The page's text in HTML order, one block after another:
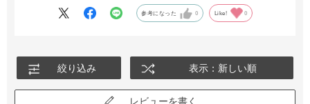
参考になった 0 Like! 0
絞り込み 表示：新しい順
レビューを書く